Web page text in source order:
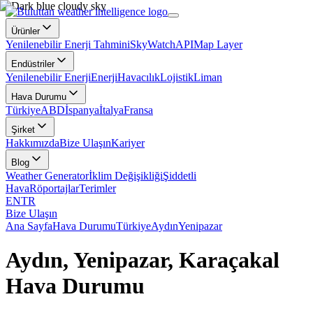
Ürünler
Yenilenebilir Enerji TahminiSkyWatchAPIMap Layer
Endüstriler
Yenilenebilir EnerjiEnerjiHavacılıkLojistikLiman
Hava Durumu
TürkiyeABDİspanyaİtalyaFransa
Şirket
HakkımızdaBize UlaşınKariyer
Blog
Weather Generatorİklim DeğişikliğiŞiddetli
HavaRöportajlarTerimler
ENTR
Bize Ulaşın
Ana SayfaHava DurumuTürkiyeAydınYenipazar
Aydın, Yenipazar, Karaçakal
Hava Durumu